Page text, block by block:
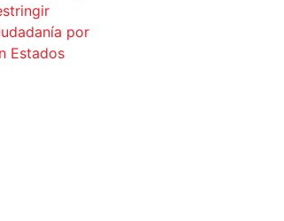
por
Estados